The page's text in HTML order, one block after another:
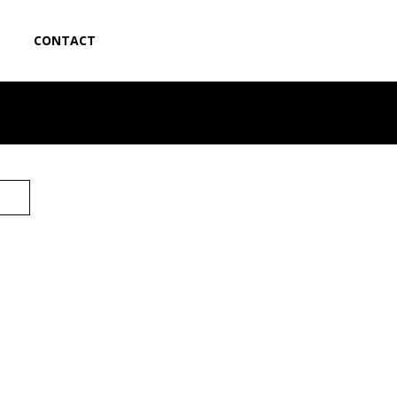
CONTACT